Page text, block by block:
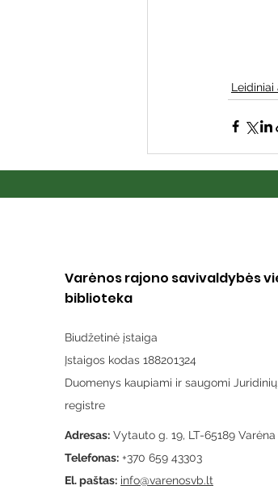
Leidiniai
Varėnos rajono savivaldybės
biblioteka
Biudžetinė įstaiga
Įstaigos kodas 188201324
Duomenys kaupiami ir saugomi
registre
Adresas: Vytauto g. 19, LT-65189 Varėna
Telefonas: +370 659 43303
El. paštas: info@varenosvb.lt